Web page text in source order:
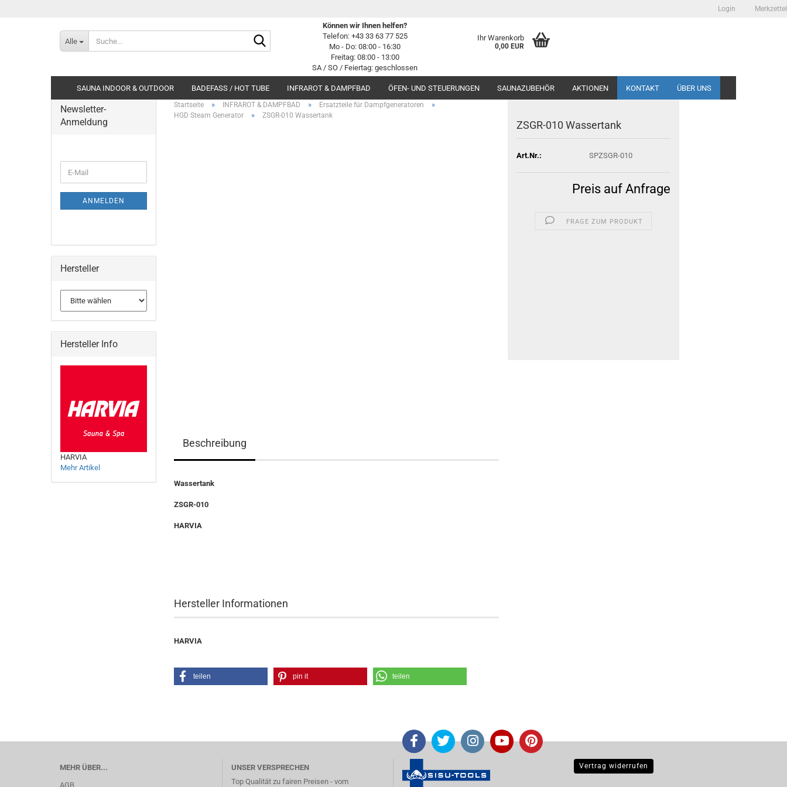
Login Merkzettel
Alle
Können wir Ihnen helfen?
Telefon: +43 33 63 77 525
Mo - Do: 08:00 - 16:30
Freitag: 08:00 - 13:00
SA / SO / Feiertag: geschlossen
Ihr Warenkorb
0,00 EUR
SAUNA INDOOR & OUTDOOR BADEFASS / HOT TUBE INFRAROT & DAMPFBAD ÖFEN- UND STEUERUNGEN SAUNAZUBEHÖR AKTIONEN KONTAKT ÜBER UNS
Startseite » INFRAROT & DAMPFBAD » Ersatzteile für Dampfgeneratoren »
HGD Steam Generator » ZSGR-010 Wassertank
ZSGR-010 Wassertank
Art.Nr.: SPZSGR-010
Preis auf Anfrage
FRAGE ZUM PRODUKT
Beschreibung
Wassertank
ZSGR-010
HARVIA
Hersteller Informationen
HARVIA
teilen pin it teilen
Newsletter-
Anmeldung
ZUR
ANMELDUNG
E-
Mail
ANMELDEN
Hersteller
Hersteller Info
HARVIA
Mehr Artikel
MEHR ÜBER...
AGB
UNSER VERSPRECHEN
Top Qualität zu fairen Preisen - vom
Vertrag widerrufen